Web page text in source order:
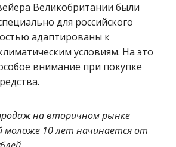
Великобритании были
для российского
адаптированы к
условиям. На это
внимание при покупке
на вторичном рынке
моложе 10 лет начинается от